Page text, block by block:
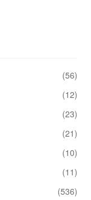
(56)
(12)
(23)
(21)
(10)
(11)
(536)